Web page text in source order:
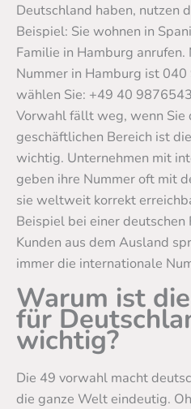
Deutschland haben, nutzen
Beispiel: Sie wohnen in
Familie in Hamburg anrufen.
Nummer in Hamburg ist
wählen Sie: +49 40
Vorwahl fällt weg, wenn Sie
geschäftlichen Bereich ist
wichtig. Unternehmen mit
geben ihre Nummer oft mit
sie weltweit korrekt
Beispiel bei einer
Kunden aus dem Ausland
immer die internationale
Warum ist
für
wichtig?
Die 49 vorwahl macht
die ganze Welt eindeutig.